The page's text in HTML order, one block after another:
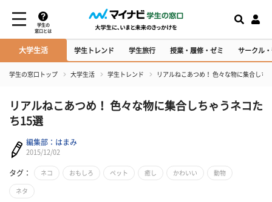
学生の
窓口とは
大学生活 学生トレンド 学生旅行 授業・履修・ゼミ サークル
学生の窓口トップ 大学生活 学生トレンド リアルねこあつめ！ 色々な物に集合しち
リアルねこあつめ！ 色々な物に集合しちゃうネコた
ち15選
編集部：はまみ
2015/12/02
タグ： ネコ おもしろ ペット 癒し かわいい 動物
ネタ